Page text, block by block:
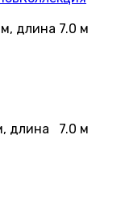
длина 7.0 м
длина 7.0 м